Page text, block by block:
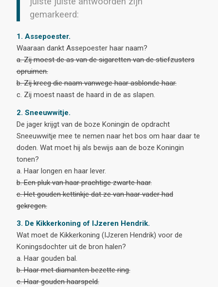
gemarkeerd:
1. Assepoester.
Waaraan dankt Assepoester haar naam?
a. Zij moest de as van de sigaretten van de stiefzusters
opruimen.
b. Zij kreeg die naam vanwege haar asblonde haar.
c. Zij moest naast de haard in de as slapen.
2. Sneeuwwitje.
De jager krijgt van de boze Koningin de opdracht
Sneeuwwitje mee te nemen naar het bos om haar daar te
doden. Wat moet hij als bewijs aan de boze Koningin
tonen?
a. Haar longen en haar lever.
b. Een pluk van haar prachtige zwarte haar.
c. Het gouden kettinkje dat ze van haar vader had
gekregen.
3. De Kikkerkoning of IJzeren Hendrik.
Wat moet de Kikkerkoning (IJzeren Hendrik) voor de
Koningsdochter uit de bron halen?
a. Haar gouden bal.
b. Haar met diamanten bezette ring.
c. Haar gouden haarspeld.